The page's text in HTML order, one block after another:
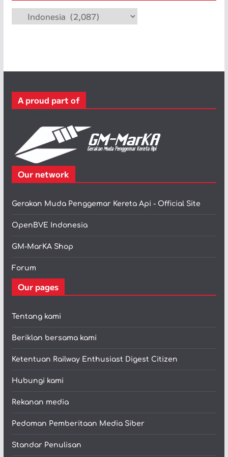
p
a
r
A proud part of
Our network
Gerakan Muda Penggemar Kereta Api - Official Site
OpenBVE Indonesia
GM-MarKA Shop
Forum
Our pages
Tentang kami
Beriklan bersama kami
Ketentuan Railway Enthusiast Digest Citizen
Hubungi kami
Rekanan media
Pedoman Pemberitaan Media Siber
Standar Penulisan